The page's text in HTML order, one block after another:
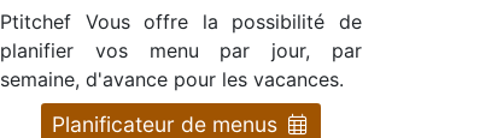
Ptitchef Vous offre la possibilité de
planifier vos menu par jour, par
semaine, d'avance pour les vacances.
Planificateur de menus